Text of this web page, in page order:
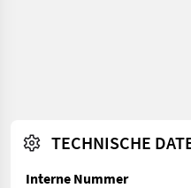
TECHNISCHE
Interne Nummer